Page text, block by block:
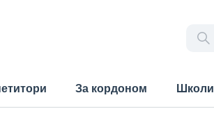
За кордоном Школи